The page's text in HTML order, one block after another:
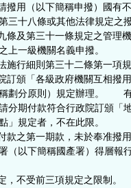
撥用（以下簡稱申撥）國有
十八條或其他法律規定之
及第三十一條規定之管理
一級機關名義申撥。
行細則第三十二條第一項
訂頒「各級政府機關互相撥
劃分原則）規定辦理。
分期付款符合行政院訂頒「
規定者，不在此限。
之第一期款，未於奉准撥
（以下簡稱國產署）得層報
不受前三項規定之限制。